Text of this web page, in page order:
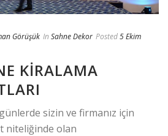
Görüşük In Sahne Dekor Posted5 Ekim
KIRALAMA
sizin ve firmanız için
niteliğinde olan